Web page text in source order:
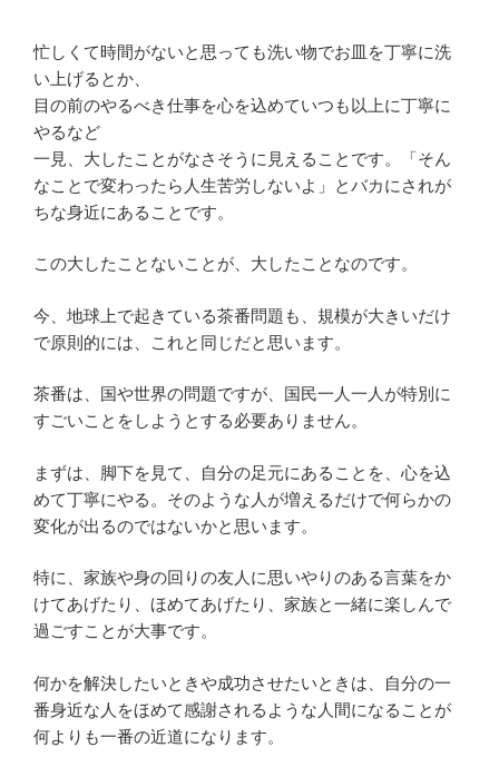
忙しくて時間がないと思っても洗い物でお皿を丁寧に洗
い上げるとか、
目の前のやるべき仕事を心を込めていつも以上に丁寧に
やるなど
一見、大したことがなさそうに見えることです。「そん
なことで変わったら人生苦労しないよ」とバカにされが
ちな身近にあることです。
この大したことないことが、大したことなのです。
今、地球上で起きている茶番問題も、規模が大きいだけ
で原則的には、これと同じだと思います。
茶番は、国や世界の問題ですが、国民一人一人が特別に
すごいことをしようとする必要ありません。
まずは、脚下を見て、自分の足元にあることを、心を込
めて丁寧にやる。そのような人が増えるだけで何らかの
変化が出るのではないかと思います。
特に、家族や身の回りの友人に思いやりのある言葉をか
けてあげたり、ほめてあげたり、家族と一緒に楽しんで
過ごすことが大事です。
何かを解決したいときや成功させたいときは、自分の一
番身近な人をほめて感謝されるような人間になることが
何よりも一番の近道になります。